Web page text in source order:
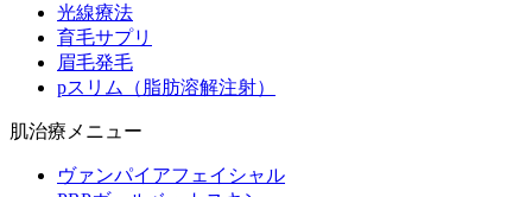
光線療法
育毛サプリ
眉毛発毛
pスリム（脂肪溶解注射）
肌治療メニュー
ヴァンパイアフェイシャル